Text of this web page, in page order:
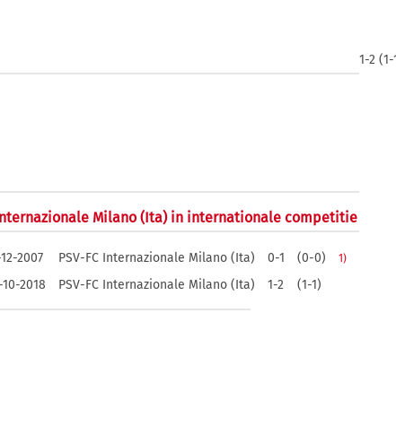
1-2 (1-
Milano (Ita) in internationale competitie
2007 PSV-FC Internazionale Milano (Ita) 0-1 (0-0) 1)
2018 PSV-FC Internazionale Milano (Ita) 1-2 (1-1)